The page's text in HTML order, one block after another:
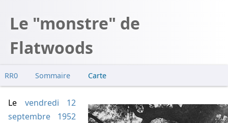
Le "monstre" de
Flatwoods
RR0 Sommaire Carte
Le vendredi 12
septembre 1952